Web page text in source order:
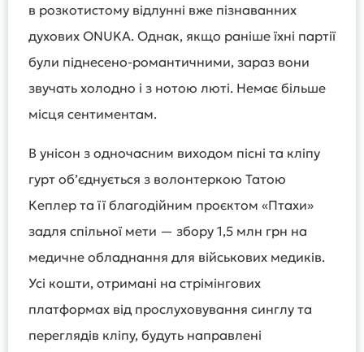
в розкотистому відлунні вже пізнаванних
духових ONUKA. Однак, якщо раніше їхні партії
були піднесено-романтичними, зараз вони
звучать холодно і з нотою люті. Немає більше
місця сентиментам.
В унісон з одночасним виходом пісні та кліпу
гурт об’єднується з волонтеркою Татою
Кеплер та її благодійним проєктом «Птахи»
задля спільної мети — збору 1,5 млн грн на
медичне обладнання для військових медиків.
Усі кошти, отримані на стрімінгових
платформах від прослуховування синглу та
переглядів кліпу, будуть направлені